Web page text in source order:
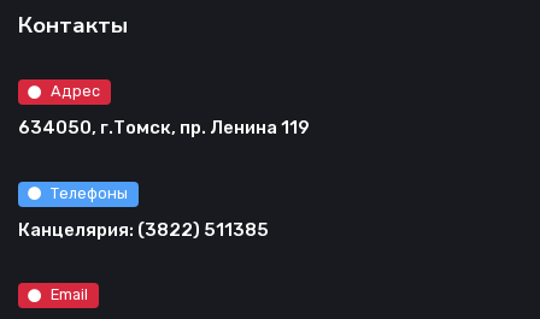
Контакты
Адрес
634050, г.Томск, пр. Ленина 119
Телефоны
Канцелярия: (3822) 511385
Email